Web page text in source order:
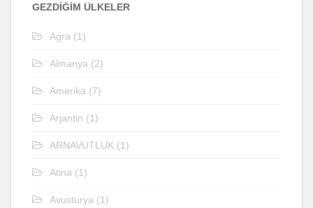
GEZDIĞIM ÜLKELER
Agra (1)
Almanya (2)
Amerika (7)
Arjantin (1)
ARNAVUTLUK (1)
Atina (1)
Avusturya (1)